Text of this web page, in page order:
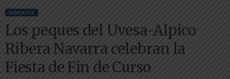
DEPORTES
Los peques del Uvesa-Alpico
Ribera Navarra celebran la
Fiesta de Fin de Curso